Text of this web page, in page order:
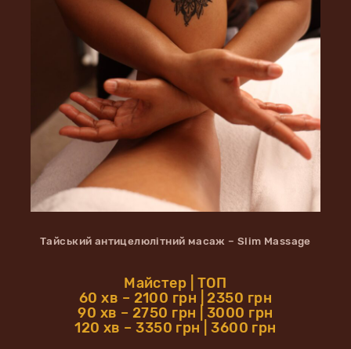
Тайський антицелюлітний масаж – Slim Massage
Майстер | ТОП
60 хв – 2100 грн | 2350 грн
90 хв – 2750 грн | 3000 грн
120 хв – 3350 грн | 3600 грн